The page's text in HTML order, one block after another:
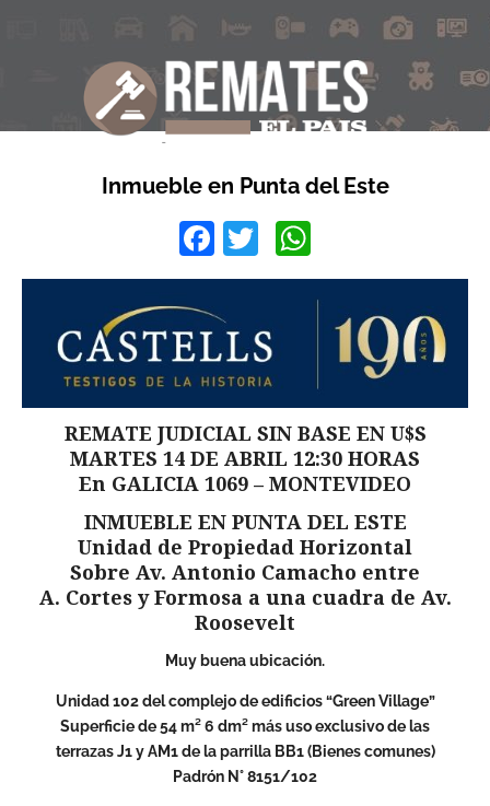
Inmueble en Punta del Este
Facebook
Twitter
REMATE JUDICIAL SIN BASE EN U$S
MARTES 14 DE ABRIL 12:30 HORAS
En GALICIA 1069 – MONTEVIDEO
INMUEBLE EN PUNTA DEL ESTE
Unidad de Propiedad Horizontal
Sobre Av. Antonio Camacho entre
A. Cortes y Formosa a una cuadra de Av.
Roosevelt
Muy buena ubicación.
Unidad 102 del complejo de edificios “Green Village”
Superficie de 54 m² 6 dm² más uso exclusivo de las
terrazas J1 y AM1 de la parrilla BB1 (Bienes comunes)
Padrón N° 8151/102